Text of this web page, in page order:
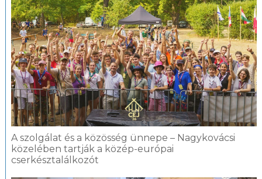
A szolgálat és a közösség ünnepe – Nagykovácsi
közelében tartják a közép-európai
cserkésztalálkozót